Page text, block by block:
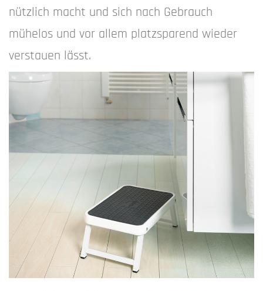
nützlich macht und sich nach Gebrauch
mühelos und vor allem platzsparend wieder
verstauen lässt.